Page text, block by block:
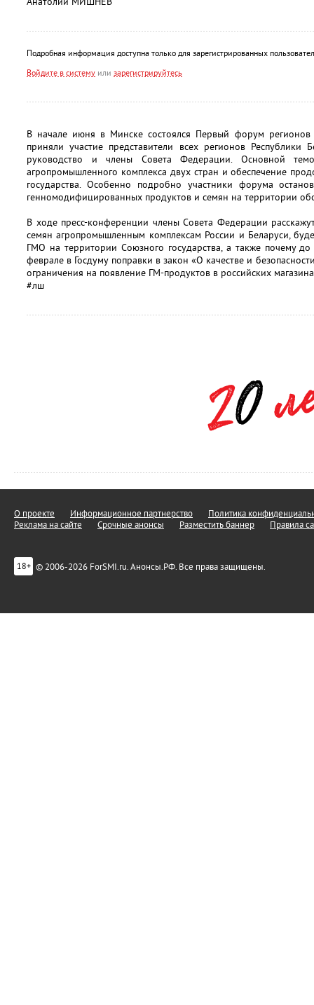
Подробная информация доступна только для зарегистрированных
Войдите в систему или зарегистрируйтесь
В начале июня в Минске состоялся Первый форум
приняли участие представители всех регионов Республики
руководство и члены Совета Федерации. Основной
агропромышленного комплекса двух стран и обеспечение
государства. Особенно подробно участники форума
генномодифицированных продуктов и семян на территории
В ходе пресс-конференции члены Совета Федерации
семян агропромышленным комплексам России и Беларуси,
ГМО на территории Союзного государства, а также почему
феврале в Госдуму поправки в закон «О качестве и
ограничения на появление ГМ-продуктов в российских
#лш
О проекте Информационное партнерство
Политика
Реклама на сайте
Срочные анонсы Разместить баннер Правила
18+ © 2006-2026 ForSMI.ru. Анонсы.РФ. Все права защищены.